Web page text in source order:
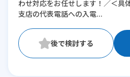
わせ対応をお任せします！／＜
支店の代表電話への入電...